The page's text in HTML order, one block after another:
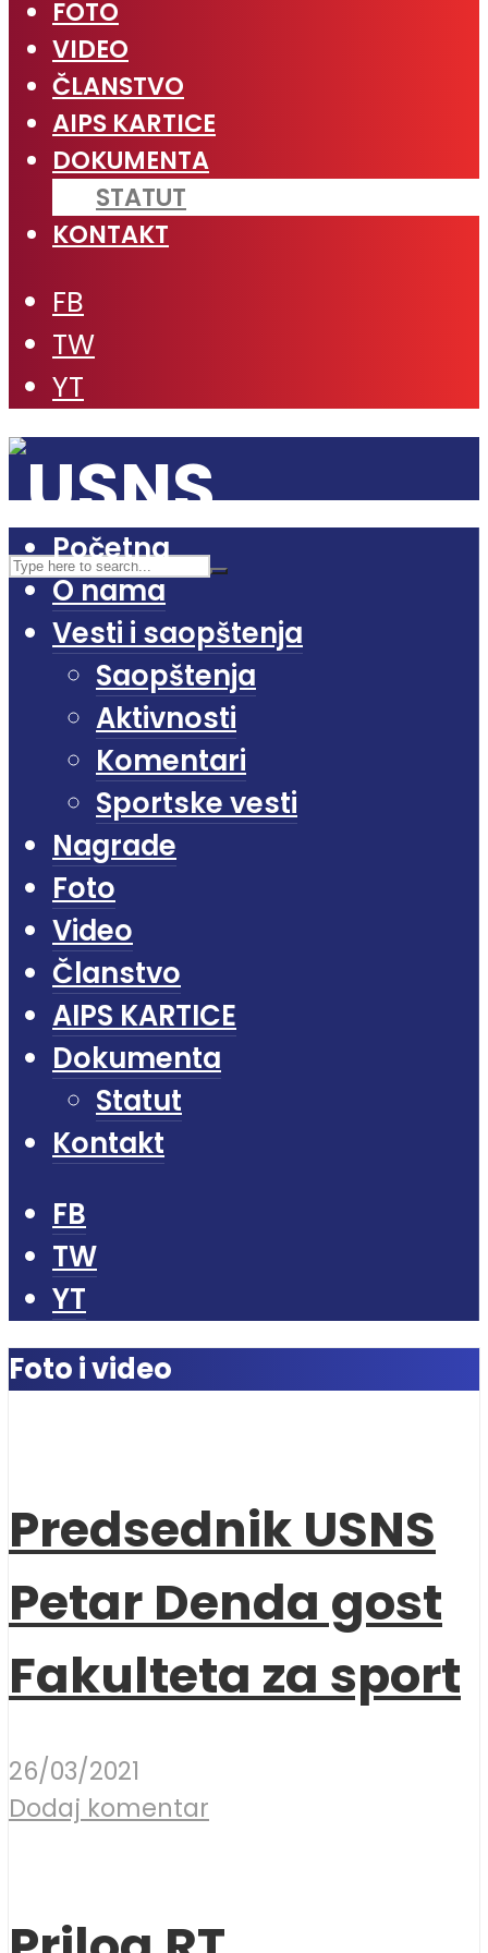
FOTO
VIDEO
ČLANSTVO
AIPS KARTICE
DOKUMENTA
STATUT
KONTAKT
FB
TW
YT
Početna
O nama
Vesti i saopštenja
Saopštenja
Aktivnosti
Komentari
Sportske vesti
Nagrade
Foto
Video
Članstvo
AIPS KARTICE
Dokumenta
Statut
Kontakt
FB
TW
YT
Foto i video
Predsednik USNS
Petar Denda gost
Fakulteta za sport
26/03/2021
Dodaj komentar